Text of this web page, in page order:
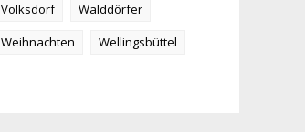
Volksdorf
Walddörfer
Weihnachten
Wellingsbüttel